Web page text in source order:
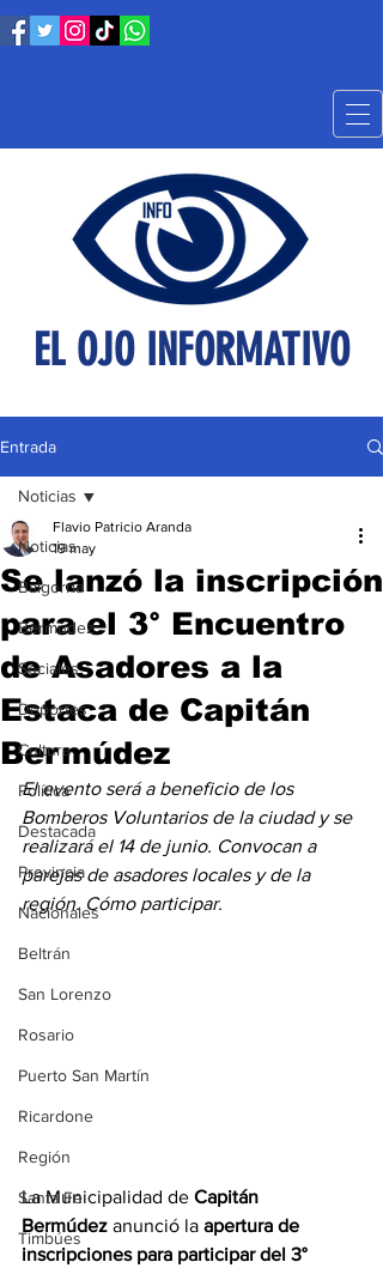
EL OJO INFORMATIVO
Entrada
Noticias
Baigorria
Bermúdez
Sociales
Deportes
Cultura
Política
Destacada
Provincia
Nacionales
Beltrán
San Lorenzo
Rosario
Puerto San Martín
Ricardone
Región
Santa Fe
Timbúes
Noticias
Se lanzó la inscripción
para el 3° Encuentro
de Asadores a la
Estaca de Capitán
Bermúdez
Flavio Patricio Aranda
19 may
El evento será a beneficio de los
Bomberos Voluntarios de la ciudad y se
realizará el 14 de junio. Convocan a
parejas de asadores locales y de la
región. Cómo participar.
La Municipalidad de Capitán
Bermúdez anunció la apertura de
inscripciones para participar del 3°